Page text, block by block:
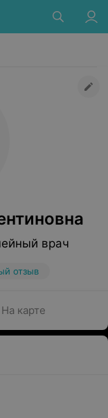
врач
отзыв
На карте